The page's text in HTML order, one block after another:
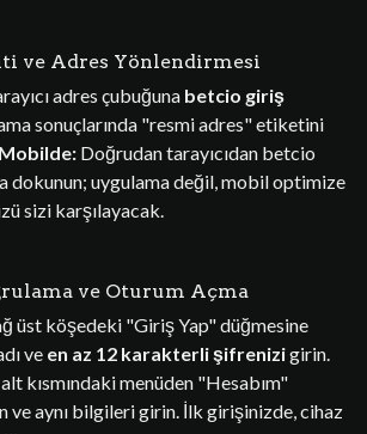
ve Adres Yönlendirmesi
adres çubuğuna betcio giriş
sonuçlarında "resmi adres" etiketini
Mobilde:Doğrudan tarayıcıdan betcio
dokunun; uygulama değil, mobil optimize
sizi karşılayacak.
ve Oturum Açma
üst köşedeki "Giriş Yap" düğmesine
ve en az 12 karakterli şifrenizigirin.
kısmındaki menüden "Hesabım"
ve aynı bilgileri girin. İlk girişinizde, cihaz